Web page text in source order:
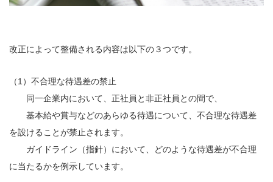
改正によって整備される内容は以下の３つです。
（1）不合理な待遇差の禁止
同一企業内において、正社員と非正社員との間で、
基本給や賞与などのあらゆる待遇について、不合理な待遇差
を設けることが禁止されます。
ガイドライン（指針）において、どのような待遇差が不合理
に当たるかを例示しています。